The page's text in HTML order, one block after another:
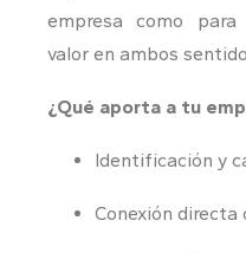
empresa como
valor en ambos
¿Qué aporta a tu
Identificación y
Conexión directa